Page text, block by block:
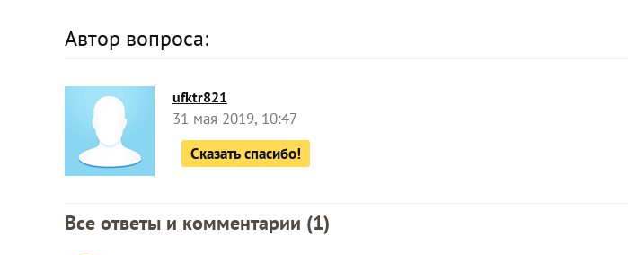
Автор вопроса:
ufktr821
31 мая 2019, 10:47
Сказать спасибо!
Все ответы и комментарии (1)